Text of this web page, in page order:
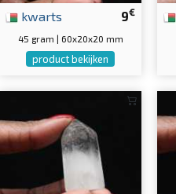
9€
kwarts
45 gram | 60x20x20 mm
product bekijken